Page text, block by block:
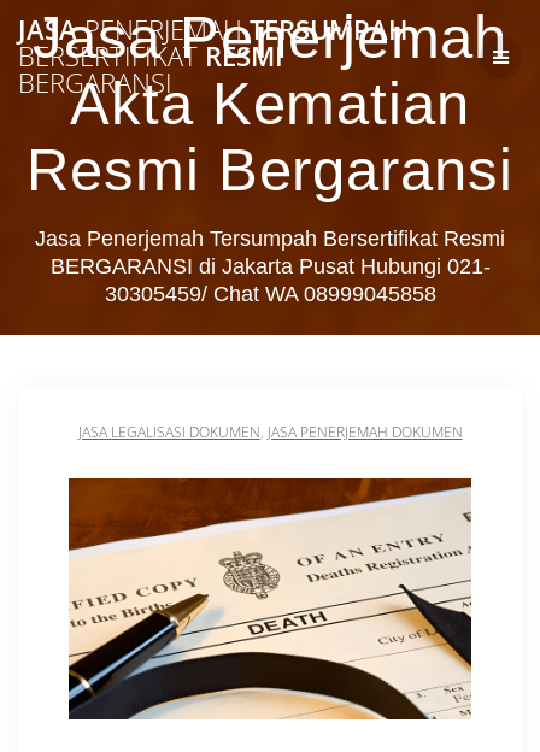
to
content
JASAPENERJEMAHTERSUMPAH
BERSERTIFIKAT RESMI
BERGARANSI
Jasa Penerjemah
Akta Kematian
Resmi Bergaransi
Jasa Penerjemah Tersumpah Bersertifikat Resmi
BERGARANSI di Jakarta Pusat Hubungi 021-
30305459/ Chat WA 08999045858
JASA LEGALISASI DOKUMEN, JASA PENERJEMAH DOKUMEN